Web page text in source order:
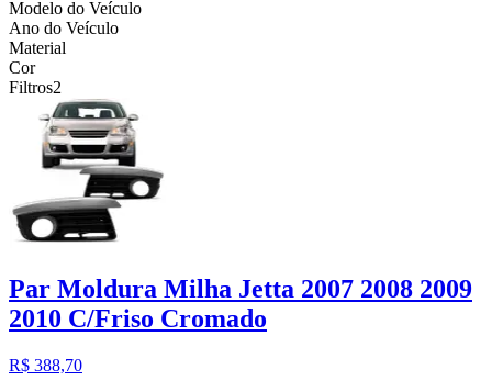
Modelo do Veículo
Ano do Veículo
Material
Cor
Filtros2
Par Moldura Milha Jetta 2007 2008 2009
2010 C/Friso Cromado
R$ 388,70